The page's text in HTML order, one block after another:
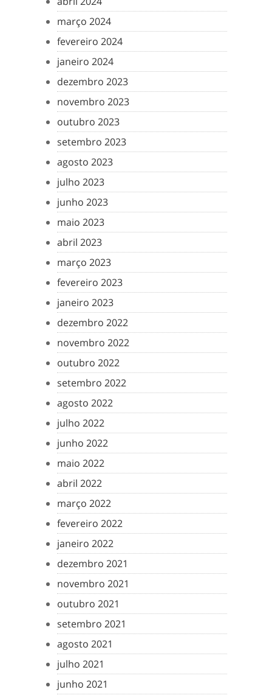
março 2024
fevereiro 2024
janeiro 2024
dezembro 2023
novembro 2023
outubro 2023
setembro 2023
agosto 2023
julho 2023
junho 2023
maio 2023
abril 2023
março 2023
fevereiro 2023
janeiro 2023
dezembro 2022
novembro 2022
outubro 2022
setembro 2022
agosto 2022
julho 2022
junho 2022
maio 2022
abril 2022
março 2022
fevereiro 2022
janeiro 2022
dezembro 2021
novembro 2021
outubro 2021
setembro 2021
agosto 2021
julho 2021
junho 2021